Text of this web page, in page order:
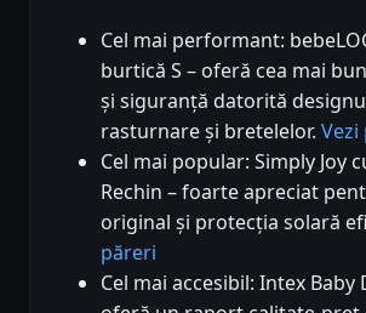
Cel mai performant:
burtică S – oferă cea mai
și siguranță datorită
rasturnare și bretelelor. Vezi
Cel mai popular: Simply Joy
Rechin – foarte apreciat
original și protecția solară
păreri
Cel mai accesibil: Intex Baby